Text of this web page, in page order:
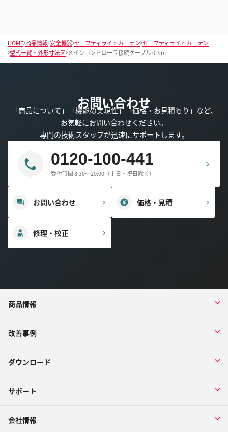
HOME 商品情報 安全機器 セーフティライトカーテン セーフティライトカーテン
型式一覧・外形寸法図 メインコントローラ接続ケーブル 0.3 m
お問い合わせ
「商品について」「機能の実現性」「価格・お見積もり」など、
お気軽にお問い合わせください。
専門の技術スタッフが迅速にサポートします。
0120-100-441
受付時間 8:30～20:00（土日・祝日除く）
お問い合わせ 価格・見積
修理・校正
商品情報
改善事例
ダウンロード
サポート
会社情報